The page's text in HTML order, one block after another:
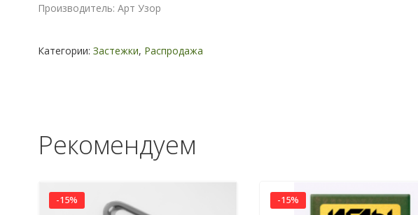
Производитель: Арт Узор
Категории: Застежки, Распродажа
Рекомендуем
-15% -15%